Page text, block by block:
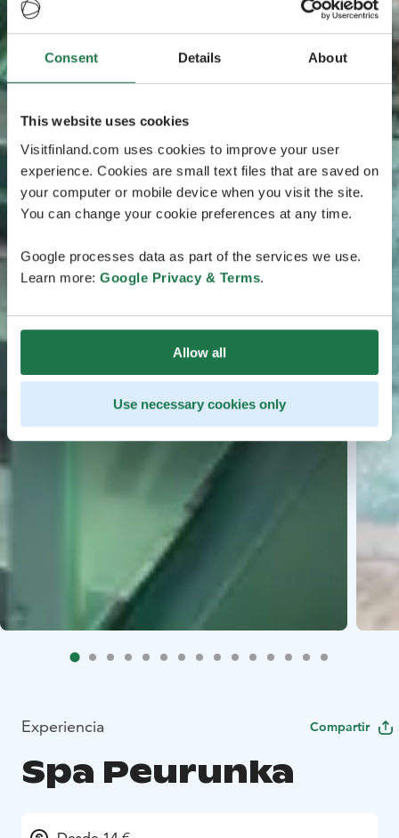
Consent Details About
This website uses cookies
Visitfinland.com uses cookies to improve your user
experience. Cookies are small text files that are saved on
your computer or mobile device when you visit the site.
You can change your cookie preferences at any time.
Google processes data as part of the services we use.
Learn more: Google Privacy & Terms.
Allow all
Use necessary cookies only
Experiencia Compartir
Spa Peurunka